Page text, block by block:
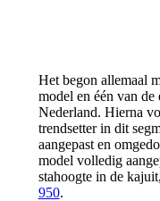
Het begon allemaal
model en één van
Nederland. Hierna
trendsetter in dit
aangepast en
model volledig
stahoogte in de
950.